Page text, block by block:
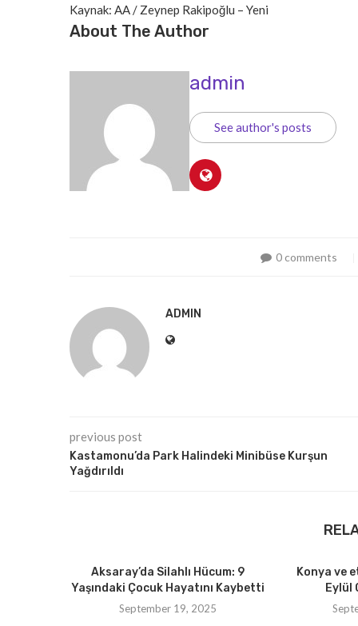
Kaynak: AA / Zeynep Rakipoğlu – Yeni
About The Author
admin
See author's posts
0 comments
ADMIN
previous post
Kastamonu’da Park Halindeki Minibüse Kurşun
Yağdırıldı
Aksaray’da Silahlı Hücum: 9
Yaşındaki Çocuk Hayatını Kaybetti
September 19, 2025
Konya ve
Eylül